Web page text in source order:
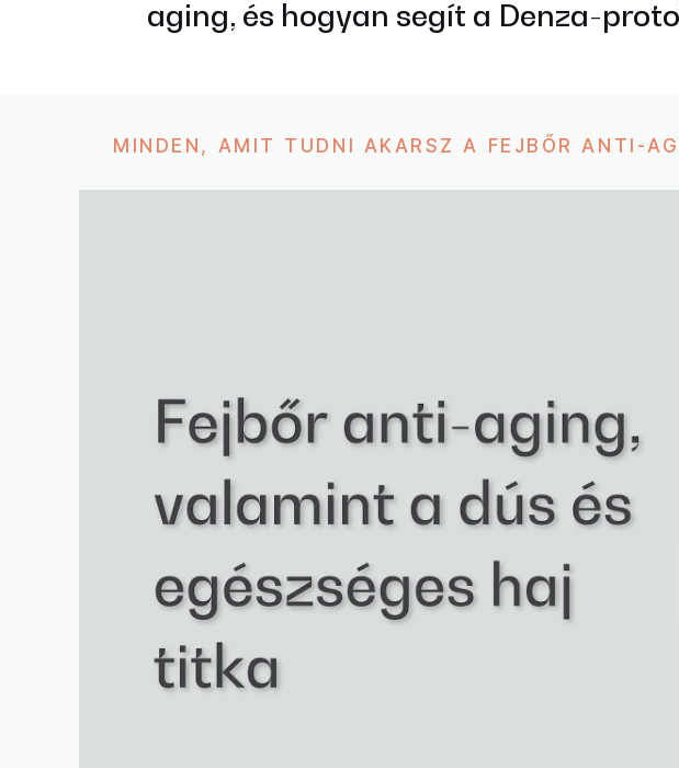
aging, és hogyan segít a Denza-
MINDEN, AMIT TUDNI AKARSZ A FEJBŐR ANTI-